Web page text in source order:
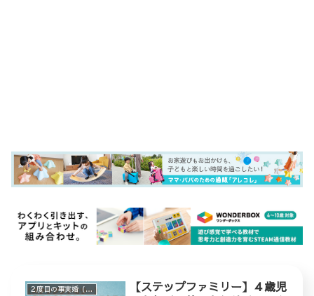
２度目の事実婚（ステップファミリー）
【ステップファミリー】４歳児